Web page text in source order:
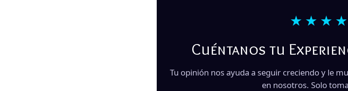
Cuéntanos tu
Tu opinión nos ayuda a seguir creciendo y le
en nosotros. Solo